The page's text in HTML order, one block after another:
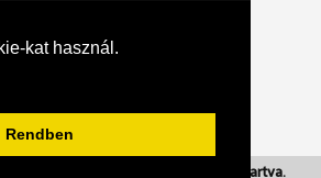
kat használ.
Rendben
23 40
| 2018. Mikropo. Minden jog fenntartva.